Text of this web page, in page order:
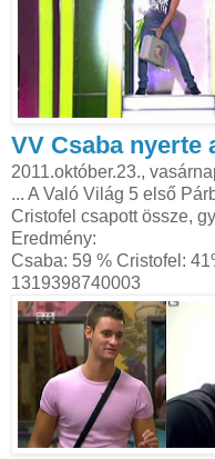
VV Csaba nyerte
2011.október.23.,
... A Való Világ 5 első
Cristofel csapott össze,
Eredmény:
Csaba: 59 % Cristofel:
1319398740003